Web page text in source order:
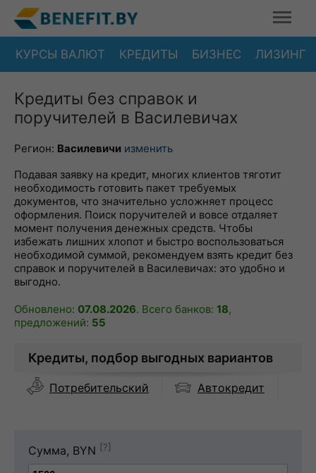
КУРСЫ ВАЛЮТ КРЕДИТЫ БИЗНЕС ЛИЗИНГ
Кредиты без справок и
поручителей в Василевичах
Регион: Василевичи изменить
Подавая заявку на кредит, многих клиентов тяготит
необходимость готовить пакет требуемых
документов, что значительно усложняет процесс
оформления. Поиск поручителей и вовсе отдаляет
момент получения денежных средств. Чтобы
избежать лишних хлопот и быстро воспользоваться
необходимой суммой, рекомендуем взять кредит без
справок и поручителей в Василевичах: это удобно и
выгодно.
Обновлено: 07.08.2026. Всего банков: 18,
предложений: 55
Кредиты, подбор выгодных вариантов
Потребительский Автокредит
Сумма, BYN [?]